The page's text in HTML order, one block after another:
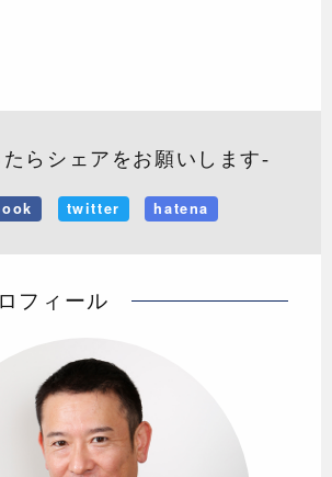
らシェアをお願いします-
twitter hatena
フィール